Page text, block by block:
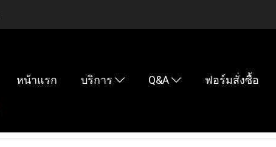
หน้าแรก บริการ Q&A ฟอร์มสั่งซื้อ